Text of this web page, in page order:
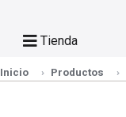
Tienda
Inicio Productos